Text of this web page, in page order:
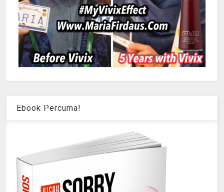
Ebook Percuma!